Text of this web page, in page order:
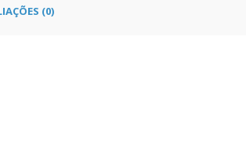
(0)